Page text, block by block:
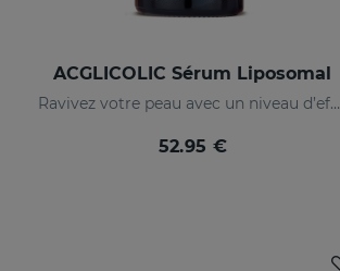
ACGLICOLIC Sérum Liposomal
Ravivez votre peau avec un niveau d’efficacité jamais égalé
52.95 €